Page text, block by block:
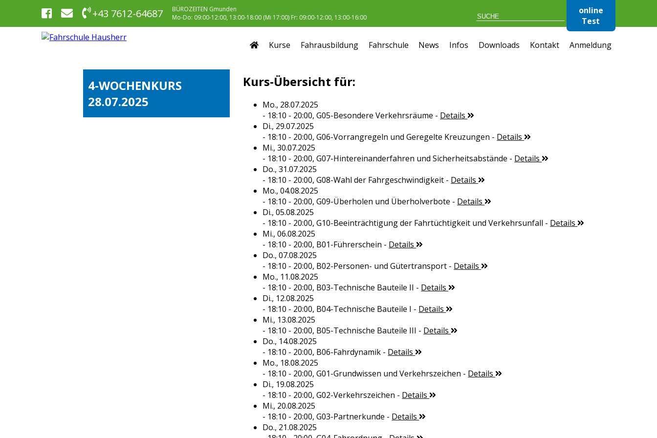
+43 7612-64687
BÜROZEITEN Gmunden
Mo-Do: 09:00-12:00, 13:00-18:00 (Mi 17:00) Fr: 09:00-12:00, 13:00-16:00
online
Test
Kurse Fahrausbildung Fahrschule News Infos Downloads Kontakt Anmeldung
4-WOCHENKURS
28.07.2025
Kurs-Übersicht für:
Mo., 28.07.2025
- 18:10 - 20:00, G05-Besondere Verkehrsräume - Details
Di., 29.07.2025
- 18:10 - 20:00, G06-Vorrangregeln und Geregelte Kreuzungen - Details
Mi., 30.07.2025
- 18:10 - 20:00, G07-Hintereinanderfahren und Sicherheitsabstände - Details
Do., 31.07.2025
- 18:10 - 20:00, G08-Wahl der Fahrgeschwindigkeit - Details
Mo., 04.08.2025
- 18:10 - 20:00, G09-Überholen und Überholverbote - Details
Di., 05.08.2025
- 18:10 - 20:00, G10-Beeinträchtigung der Fahrtüchtigkeit und Verkehrsunfall - Details
Mi., 06.08.2025
- 18:10 - 20:00, B01-Führerschein - Details
Do., 07.08.2025
- 18:10 - 20:00, B02-Personen- und Gütertransport - Details
Mo., 11.08.2025
- 18:10 - 20:00, B03-Technische Bauteile II - Details
Di., 12.08.2025
- 18:10 - 20:00, B04-Technische Bauteile I - Details
Mi., 13.08.2025
- 18:10 - 20:00, B05-Technische Bauteile III - Details
Do., 14.08.2025
- 18:10 - 20:00, B06-Fahrdynamik - Details
Mo., 18.08.2025
- 18:10 - 20:00, G01-Grundwissen und Verkehrszeichen - Details
Di., 19.08.2025
- 18:10 - 20:00, G02-Verkehrszeichen - Details
Mi., 20.08.2025
- 18:10 - 20:00, G03-Partnerkunde - Details
Do., 21.08.2025